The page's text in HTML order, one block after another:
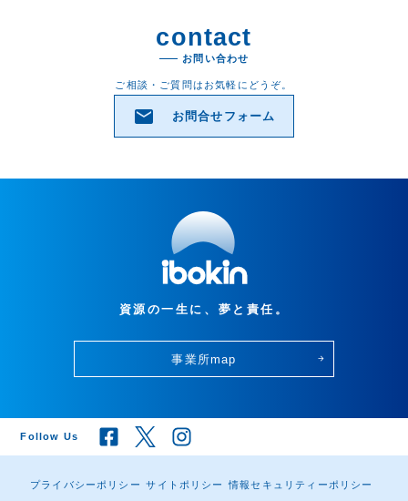
contact
お問い合わせ
ご相談・ご質問はお気軽にどうぞ。
email お問合せフォーム
資源の一生に、夢と責任。
事業所map arrow_forward
Follow Us
プライバシーポリシー サイトポリシー 情報セキュリティーポリシー